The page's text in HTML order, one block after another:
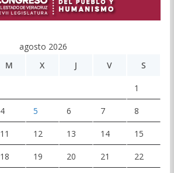
agosto 2026
M X J V S
1
4 5 6 7 8
11 12 13 14 15
18 19 20 21 22